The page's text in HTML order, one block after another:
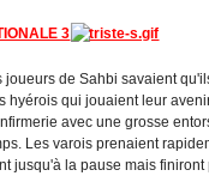
3
de Sahbi savaient
hyérois qui jouaient leur
avec une grosse
Les varois prenaient
jusqu'à la pause mais